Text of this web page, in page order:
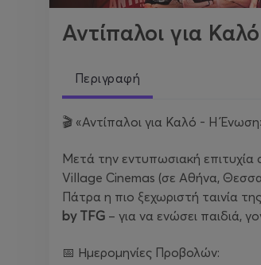
Αντίπαλοι για
Περιγραφή
🎬 «Αντίπαλοι για Καλό - H
Μετά την εντυπωσιακή επιτυχία
Village Cinemas (σε Αθήνα,
Πάτρα η πιο ξεχωριστή ταινία
by TFG – για να ενώσει παιδιά,
📅 Ημερομηνίες Προβολών: